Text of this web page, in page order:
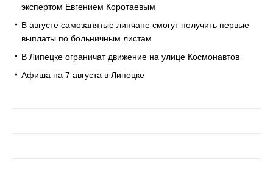
экспертом Евгением Коротаевым
В августе самозанятые липчане смогут получить первые
выплаты по больничным листам
В Липецке ограничат движение на улице Космонавтов
Афиша на 7 августа в Липецке